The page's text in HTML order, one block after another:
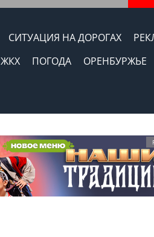
СИТУАЦИЯ НА ДОРОГАХ
ЖКХ ПОГОДА ОРЕНБУРЖЬЕ